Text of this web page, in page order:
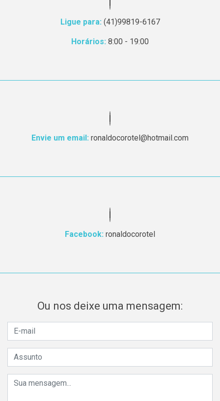
Ligue para: (41)99819-6167
Horários: 8:00 - 19:00
Envie um email: ronaldocorotel@hotmail.com
Facebook: ronaldocorotel
Ou nos deixe uma mensagem: